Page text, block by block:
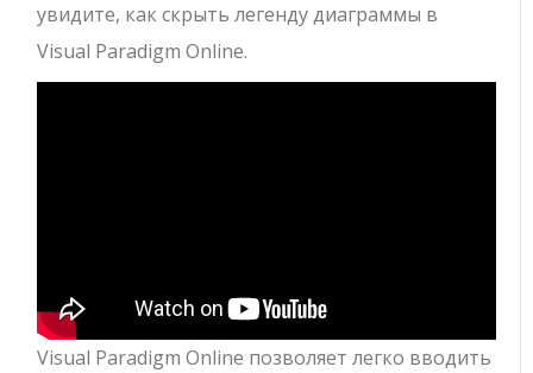
увидите, как скрыть легенду диаграммы в
Visual Paradigm Online.
Visual Paradigm Online позволяет легко вводить